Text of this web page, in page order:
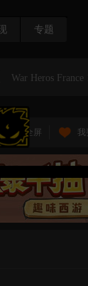
专题
War Heros France
全屏 我